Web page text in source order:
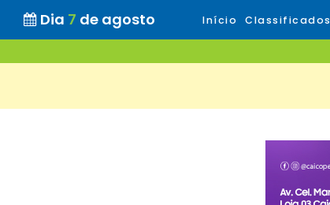
Dia 7 de agosto Início Classificados